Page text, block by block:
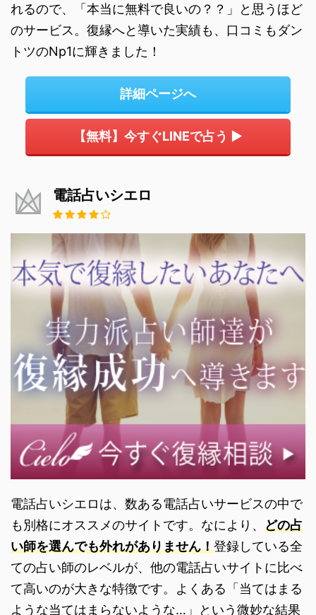
れるので、「本当に無料で良いの？？」と思うほど
のサービス。復縁へと導いた実績も、口コミもダン
トツのNp1に輝きました！
詳細ページへ
【無料】今すぐLINEで占う ▶
電話占いシエロ
電話占いシエロは、数ある電話占いサービスの中で
も別格にオススメのサイトです。なにより、 どの占
い師を選んでも外れがありません！登録している全
ての占い師のレベルが、他の電話占いサイトに比べ
て高いのが大きな特徴です。よくある「当てはまる
ような当てはまらないような…」という微妙な結果